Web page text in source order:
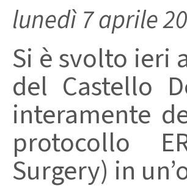
lunedì 7 aprile
Si è svolto ieri
del Castello
interamente
protocollo
Surgery) in